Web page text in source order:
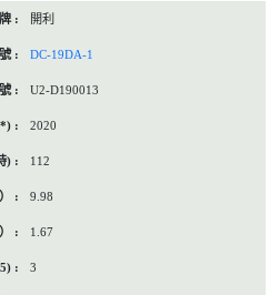
開利
DC-19DA-1
U2-D190013
2020
112
9.98
1.67
3